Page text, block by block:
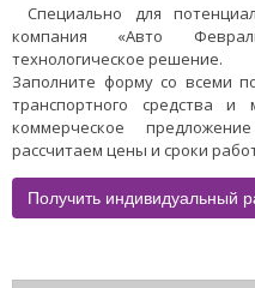
Специально для
компания «Авто
технологическое решение.
Заполните форму со всеми
транспортного средства и
коммерческое
рассчитаем цены и сроки
Получить индивидуальный